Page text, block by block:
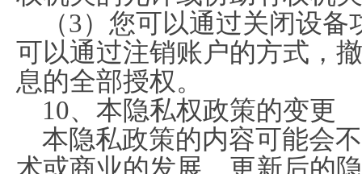
（3）您可以通过关闭设
可以通过注销账户的方式，
息的全部授权。
10、本隐私权政策的变更
本隐私政策的内容可能会